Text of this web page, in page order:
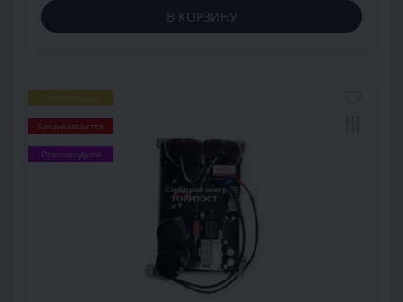
В КОРЗИНУ
Популярный
Заканчивается
Рекомендуем